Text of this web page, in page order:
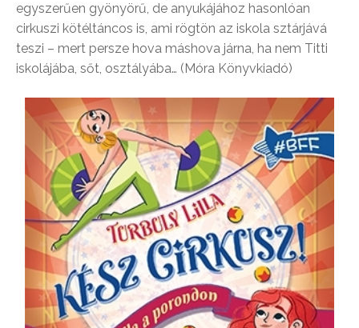
egyszerűen gyönyörű, de anyukájához hasonlóan
cirkuszi kötéltáncos is, ami rögtön az iskola sztárjává
teszi – mert persze hova máshova járna, ha nem Titti
iskolájába, sőt, osztályába… (Móra Könyvkiadó)